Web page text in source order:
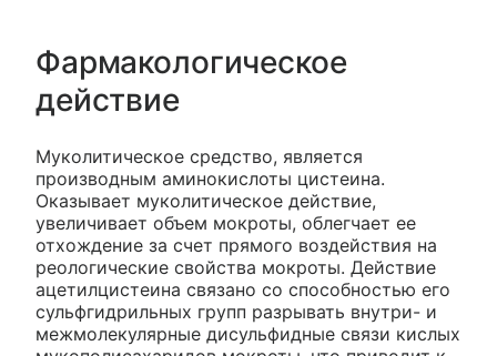
Фармакологическое
действие
Муколитическое средство, является
производным аминокислоты цистеина.
Оказывает муколитическое действие,
увеличивает объем мокроты, облегчает ее
отхождение за счет прямого воздействия на
реологические свойства мокроты. Действие
ацетилцистеина связано со способностью его
сульфгидрильных групп разрывать внутри- и
межмолекулярные дисульфидные связи кислых